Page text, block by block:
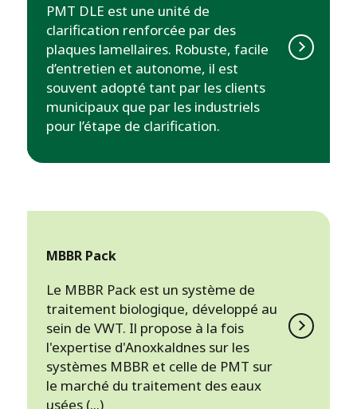
PMT DLE est une unité de
clarification renforcée par des
plaques lamellaires. Robuste, facile
d’entretien et autonome, il est
souvent adopté tant par les clients
municipaux que par les industriels
pour l’étape de clarification.
MBBR Pack
Le MBBR Pack est un système de
traitement biologique, développé au
sein de VWT. Il propose à la fois
l'expertise d'Anoxkaldnes sur les
systèmes MBBR et celle de PMT sur
le marché du traitement des eaux
usées (...)